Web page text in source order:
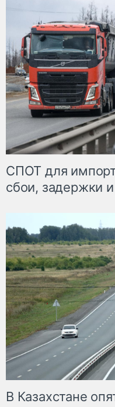
СПОТ для
сбои, задержки
В Казахстане